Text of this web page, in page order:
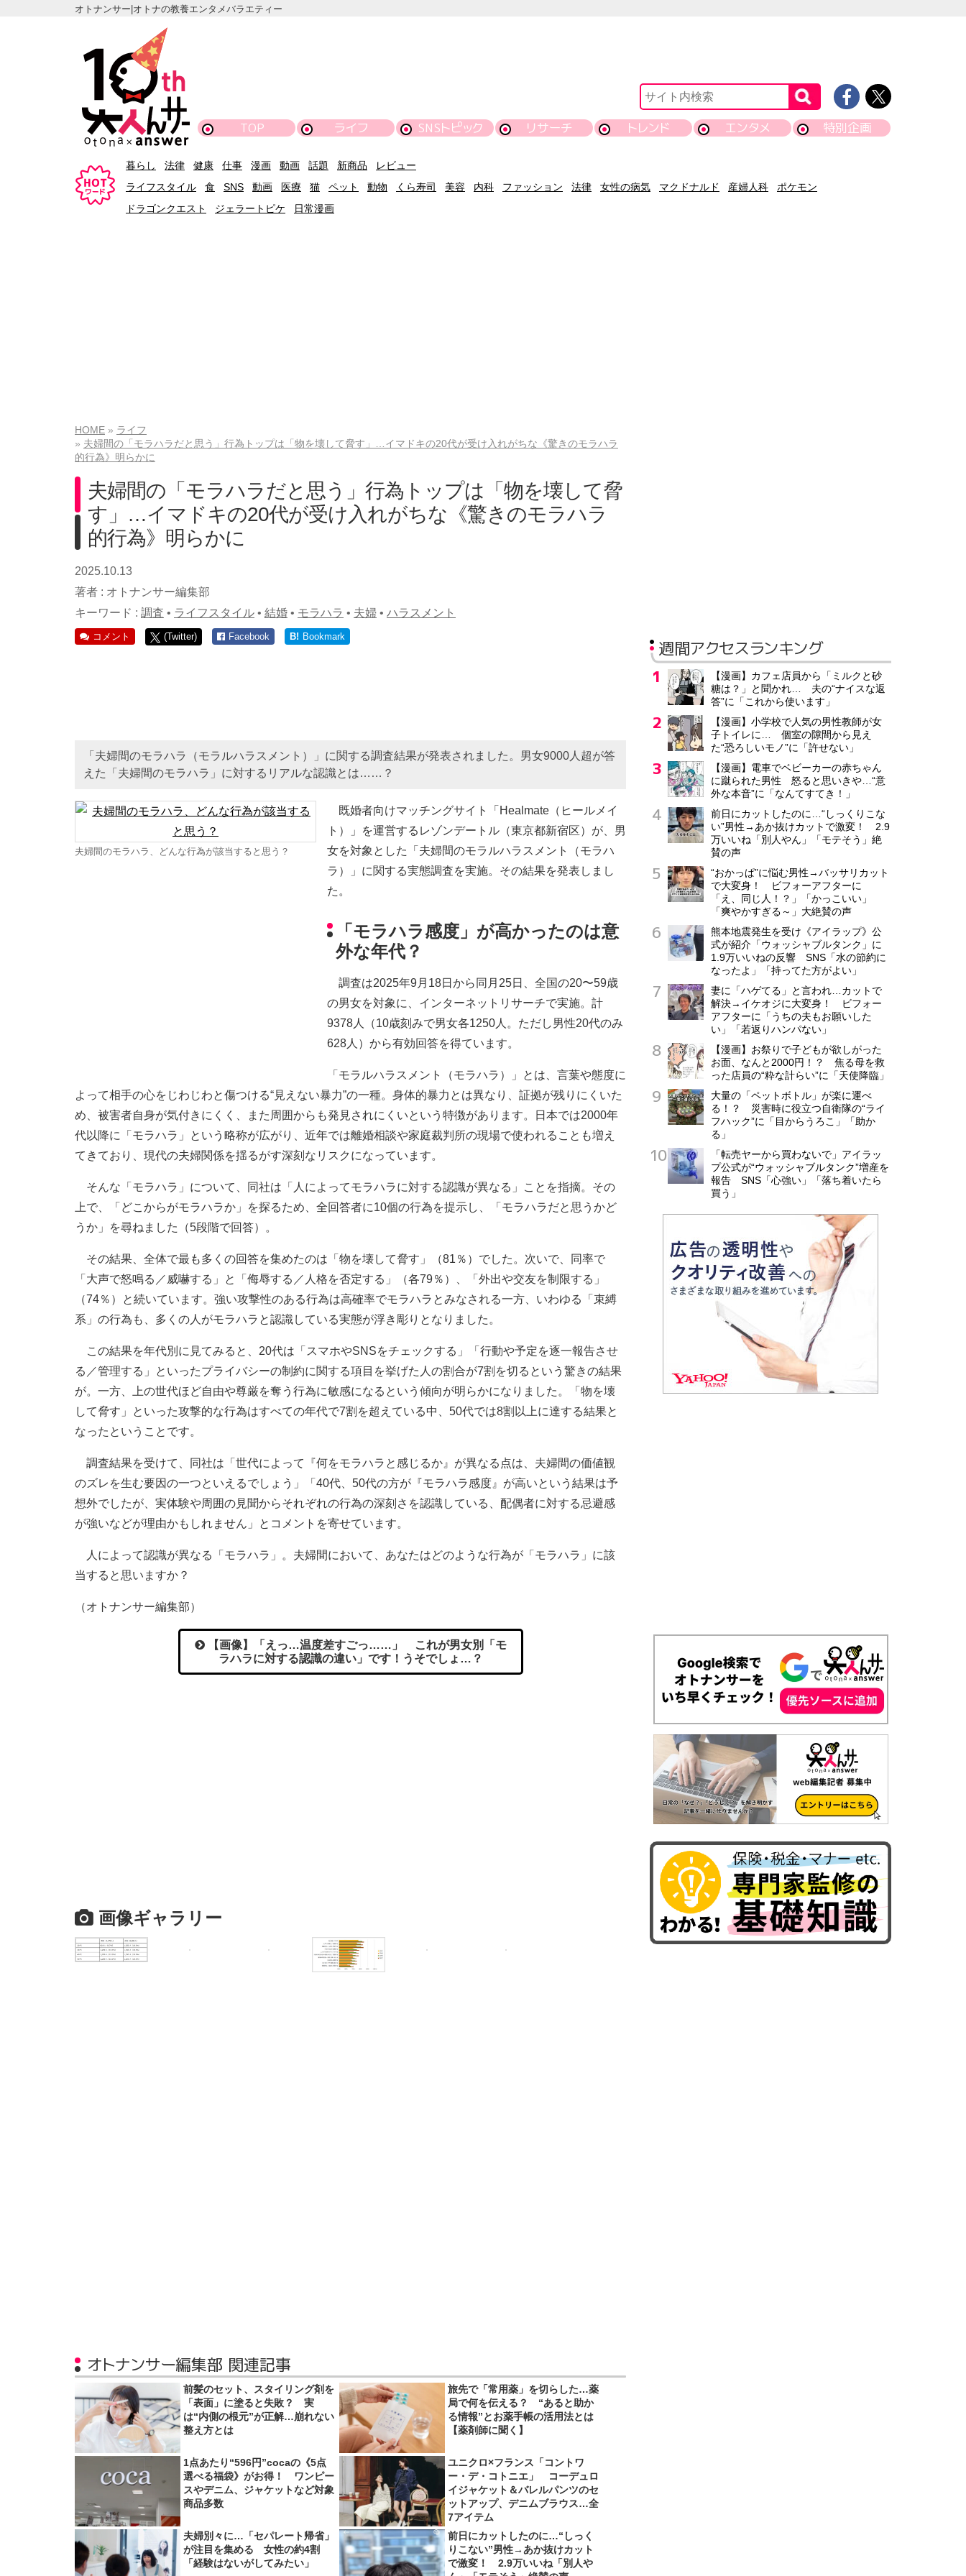
オトナンサー|オトナの教養エンタメバラエティー
TOP ライフ SNSトピック リサーチ トレンド エンタメ 特別企画
暮らし 法律 健康 仕事 漫画 動画 話題 新商品
レビュー
ライフスタイル
食 SNS 動画 医療 猫 ペット 動物 くら寿司 美容 内科 ファッション 法律 女性の病気 マクドナルド 産婦人科
ポケモン
ドラゴンクエスト
ジェラートピケ 日常漫画
HOME
ライフ
夫婦間の「モラハラだと思う」行為トップは「物を壊して脅す」…イマドキの20代が受け入れがちな《驚きのモラハラ
的行為》明らかに
夫婦間の「モラハラだと思う」行為トップは「物を壊して脅
す」…イマドキの20代が受け入れがちな《驚きのモラハラ
的行為》明らかに
2025.10.13
著者 : オトナンサー編集部
キーワード : 調査 • ライフスタイル • 結婚 • モラハラ • 夫婦 • ハラスメント
コメント (Twitter) Facebook B! Bookmark
「夫婦間のモラハラ（モラルハラスメント）」に関する調査結果が発表されました。男女9000人超が答
えた「夫婦間のモラハラ」に対するリアルな認識とは……？
夫婦間のモラハラ、どんな行為が該当すると思う？
既婚者向けマッチングサイト「Healmate（ヒールメイ
ト）」を運営するレゾンデートル（東京都新宿区）が、男
女を対象とした「夫婦間のモラルハラスメント（モラハ
ラ）」に関する実態調査を実施。その結果を発表しまし
た。
「モラハラ感度」が高かったのは意
外な年代？
調査は2025年9月18日から同月25日、全国の20〜59歳
の男女を対象に、インターネットリサーチで実施。計
9378人（10歳刻みで男女各1250人。ただし男性20代のみ
628人）から有効回答を得ています。
「モラルハラスメント（モラハラ）」とは、言葉や態度に
よって相手の心をじわじわと傷つける“見えない暴力”の一種。身体的暴力とは異なり、証拠が残りにくいた
め、被害者自身が気付きにくく、また周囲からも発見されにくいという特徴があります。日本では2000年
代以降に「モラハラ」という略称が広がり、近年では離婚相談や家庭裁判所の現場で使われることも増え
てきており、現代の夫婦関係を揺るがす深刻なリスクになっています。
そんな「モラハラ」について、同社は「人によってモラハラに対する認識が異なる」ことを指摘。その
上で、「どこからがモラハラか」を探るため、全回答者に10個の行為を提示し、「モラハラだと思うかど
うか」を尋ねました（5段階で回答）。
その結果、全体で最も多くの回答を集めたのは「物を壊して脅す」（81％）でした。次いで、同率で
「大声で怒鳴る／威嚇する」と「侮辱する／人格を否定する」（各79％）、「外出や交友を制限する」
（74％）と続いています。強い攻撃性のある行為は高確率でモラハラとみなされる一方、いわゆる「束縛
系」の行為も、多くの人がモラハラと認識している実態が浮き彫りとなりました。
この結果を年代別に見てみると、20代は「スマホやSNSをチェックする」「行動や予定を逐一報告させ
る／管理する」といったプライバシーの制約に関する項目を挙げた人の割合が7割を切るという驚きの結果
が。一方、上の世代ほど自由や尊厳を奪う行為に敏感になるという傾向が明らかになりました。「物を壊
して脅す」といった攻撃的な行為はすべての年代で7割を超えている中、50代では8割以上に達する結果と
なったということです。
調査結果を受けて、同社は「世代によって『何をモラハラと感じるか』が異なる点は、夫婦間の価値観
のズレを生む要因の一つといえるでしょう」「40代、50代の方が『モラハラ感度』が高いという結果は予
想外でしたが、実体験や周囲の見聞からそれぞれの行為の深刻さを認識している、配偶者に対する忌避感
が強いなどが理由かもしれません」とコメントを寄せています。
人によって認識が異なる「モラハラ」。夫婦間において、あなたはどのような行為が「モラハラ」に該
当すると思いますか？
（オトナンサー編集部）
【画像】「えっ…温度差すごっ……」 これが男女別「モ
ラハラに対する認識の違い」です！うそでしょ…？
画像ギャラリー
オトナンサー編集部 関連記事
前髪のセット、スタイリング剤を
「表面」に塗ると失敗？ 実
は“内側の根元”が正解…崩れない
整え方とは
旅先で「常用薬」を切らした…薬
局で何を伝える？ “あると助か
る情報”とお薬手帳の活用法とは
【薬剤師に聞く】
1点あたり“596円”cocaの《5点
選べる福袋》がお得！ ワンピー
スやデニム、ジャケットなど対象
商品多数
ユニクロ×フランス「コントワ
ー・デ・コトニエ」 コーデュロ
イジャケット＆バレルパンツのセ
ットアップ、デニムブラウス…全
7アイテム
夫婦別々に…「セパレート帰省」
が注目を集める 女性の約4割
「経験はないがしてみたい」
前日にカットしたのに…“しっく
りこない”男性→あか抜けカット
で激変！ 2.9万いいね「別人や
週間アクセスランキング
【漫画】カフェ店員から「ミルクと砂
糖は？」と聞かれ… 夫の“ナイスな返
答”に「これから使います」
【漫画】小学校で人気の男性教師が女
子トイレに… 個室の隙間から見え
た“恐ろしいモノ”に「許せない」
【漫画】電車でベビーカーの赤ちゃん
に蹴られた男性 怒ると思いきや…“意
外な本音”に「なんてすてき！」
前日にカットしたのに…“しっくりこな
い”男性→あか抜けカットで激変！ 2.9
万いいね「別人やん」「モテそう」絶
賛の声
“おかっぱ”に悩む男性→バッサリカット
で大変身！ ビフォーアフターに
「え、同じ人！？」「かっこいい」
「爽やかすぎる～」大絶賛の声
熊本地震発生を受け《アイラップ》公
式が紹介「ウォッシャブルタンク」に
1.9万いいねの反響 SNS「水の節約に
なったよ」「持ってた方がよい」
妻に「ハゲてる」と言われ…カットで
解決→イケオジに大変身！ ビフォー
アフターに「うちの夫もお願いした
い」「若返りハンパない」
【漫画】お祭りで子どもが欲しがった
お面、なんと2000円！？ 焦る母を救
った店員の“粋な計らい”に「天使降臨」
大量の「ペットボトル」が楽に運べ
る！？ 災害時に役立つ自衛隊の“ライ
フハック”に「目からうろこ」「助か
る」
「転売ヤーから買わないで」アイラッ
プ公式が“ウォッシャブルタンク”増産を
報告 SNS「心強い」「落ち着いたら
買う」